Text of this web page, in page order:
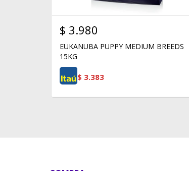
$ 3.980
EUKANUBA PUPPY MEDIUM BREEDS
15KG
$ 3.383